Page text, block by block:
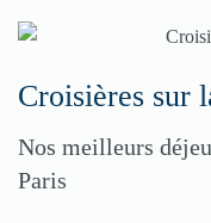
Croisières sur
Nos meilleurs
Paris